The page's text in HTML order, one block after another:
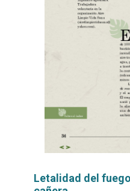
Letalidad del